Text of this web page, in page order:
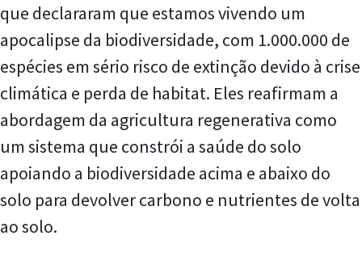
que declararam que estamos vivendo um
apocalipse da biodiversidade, com 1.000.000 de
espécies em sério risco de extinção devido à crise
climática e perda de habitat. Eles reafirmam a
abordagem da agricultura regenerativa como
um sistema que constrói a saúde do solo
apoiando a biodiversidade acima e abaixo do
solo para devolver carbono e nutrientes de volta
ao solo.